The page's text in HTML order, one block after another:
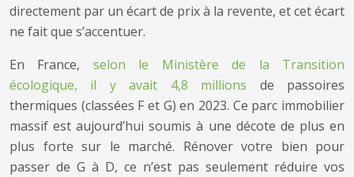
directement par un écart de prix à la revente, et cet écart
ne fait que s’accentuer.
En France, selon le Ministère de la Transition
écologique, il y avait 4,8 millions de passoires
thermiques (classées F et G) en 2023. Ce parc immobilier
massif est aujourd’hui soumis à une décote de plus en
plus forte sur le marché. Rénover votre bien pour
passer de G à D, ce n’est pas seulement réduire vos